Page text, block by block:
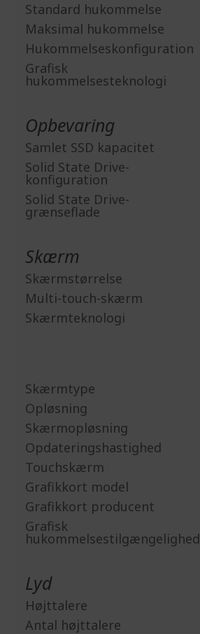
Standard hukommelse
Maksimal hukommelse
Hukommelseskonfiguration
Grafisk
hukommelsesteknologi
Opbevaring
Samlet SSD kapacitet
Solid State Drive-
konfiguration
Solid State Drive-
grænseflade
Skærm
Skærmstørrelse
Multi-touch-skærm
Skærmteknologi
Skærmtype
Opløsning
Skærmopløsning
Opdateringshastighed
Touchskærm
Grafikkort model
Grafikkort producent
Grafisk
hukommelsestilgængelighed
Lyd
Højttalere
Antal højttalere